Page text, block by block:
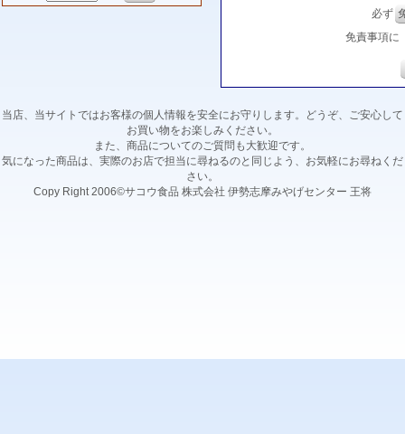
必ず
免責事項に
当店、当サイトではお客様の個人情報を安全にお守りします。どうぞ、ご安心して
お買い物をお楽しみください。
また、商品についてのご質問も大歓迎です。
気になった商品は、実際のお店で担当に尋ねるのと同じよう、お気軽にお尋ねくだ
さい。
Copy Right 2006©サコウ食品 株式会社 伊勢志摩みやげセンター 王将